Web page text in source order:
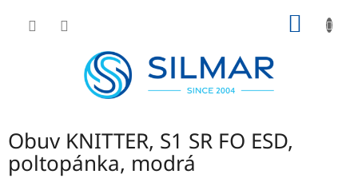
Obuv KNITTER, S1 SR FO ESD,
poltopánka, modrá